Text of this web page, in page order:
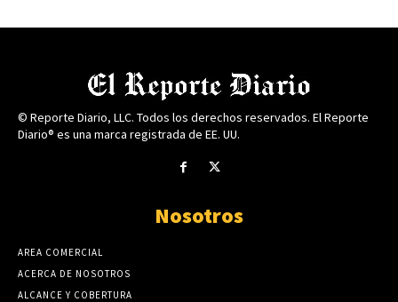
© Reporte Diario, LLC. Todos los derechos reservados. El Reporte
Diario® es una marca registrada de EE. UU.
Nosotros
AREA COMERCIAL
ACERCA DE NOSOTROS
ALCANCE Y COBERTURA